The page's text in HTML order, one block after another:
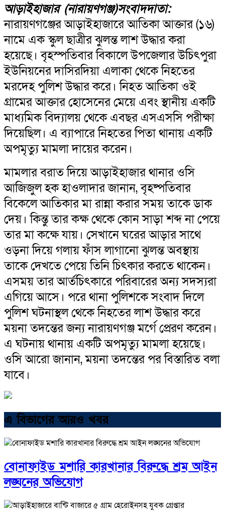
আড়াইহাজার (নারায়ণগঞ্জ)সংবাদদাতা:
নারায়ণগঞ্জের আড়াইহাজারে আতিকা আক্তার (১৬)
নামে এক স্কুল ছাত্রীর ঝুলন্ত লাশ উদ্ধার করা
হয়েছে। বৃহস্পতিবার বিকালে উপজেলার উচিৎপুরা
ইউনিয়নের দাসিরদিয়া এলাকা থেকে নিহতের
মরদেহ পুলিশ উদ্ধার করে। নিহত আতিকা ওই
গ্রামের আক্তার হোসেনের মেয়ে এবং স্থানীয় একটি
মাধ্যমিক বিদ্যালয় থেকে এবছর এসএসসি পরীক্ষা
দিয়েছিল। এ ব্যাপারে নিহতের পিতা থানায় একটি
অপমৃত্যু মামলা দায়ের করেন।
মামলার বরাত দিয়ে আড়াইহাজার থানার ওসি
আজিজুল হক হাওলাদার জানান, বৃহষ্পতিবার
বিকেলে আতিকার মা রান্না করার সময় তাকে ডাক
দেয়। কিন্তু তার কক্ষ থেকে কোন সাড়া শব্দ না পেয়ে
তার মা কক্ষে যায়। সেখানে ঘরের আড়ার সাথে
ওড়না দিয়ে গলায় ফাঁস লাগানো ঝুলন্ত অবস্থায়
তাকে দেখতে পেয়ে তিনি চিৎকার করতে থাকেন।
এসময় তার আর্তচিৎকারে পরিবারের অন্য সদস্যরা
এগিয়ে আসে। পরে থানা পুলিশকে সংবাদ দিলে
পুলিশ ঘটনাস্থল থেকে নিহতের লাশ উদ্ধার করে
ময়না তদন্তের জন্য নারায়ণগঞ্জ মর্গে প্রেরণ করেন।
এ ঘটনায় থানায় একটি অপমৃত্যু মামলা হয়েছে।
ওসি আরো জানান, ময়না তদন্তের পর বিস্তারিত বলা
যাবে।
এ বিভাগের আরও খবর
বোনাফাইড মশারি কারখানার বিরুদ্ধে শ্রম আইন
লঙ্ঘনের অভিযোগ